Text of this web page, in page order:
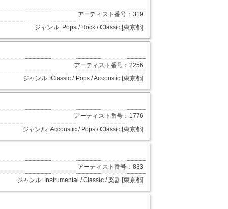
アーティスト番号：319
ジャンル: Pops / Rock / Classic [東京都]
アーティスト番号：2256
ジャンル: Classic / Pops / Accoustic [東京都]
アーティスト番号：1776
ジャンル: Accoustic / Pops / Classic [東京都]
アーティスト番号：833
ジャンル: Instrumental / Classic / 楽器 [東京都]